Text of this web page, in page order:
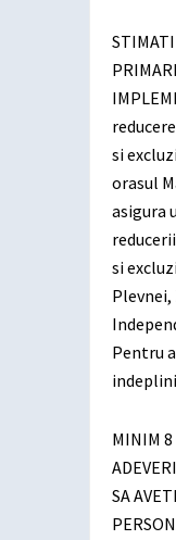
si
orasul
asigura
si
Pentru
MINIM 8
SA